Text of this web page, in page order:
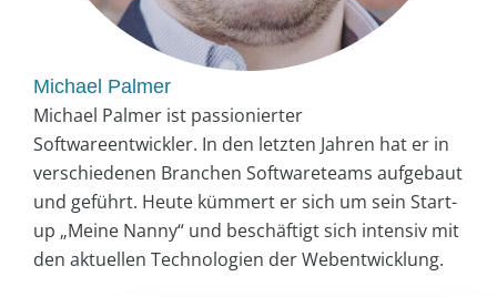
Michael Palmer
Michael Palmer ist passionierter
Softwareentwickler. In den letzten Jahren hat er in
verschiedenen Branchen Softwareteams aufgebaut
und geführt. Heute kümmert er sich um sein Start-
up „Meine Nanny“ und beschäftigt sich intensiv mit
den aktuellen Technologien der Webentwicklung.